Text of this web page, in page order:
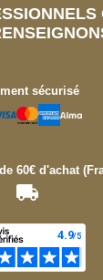
sécurisé
60€ d'achat